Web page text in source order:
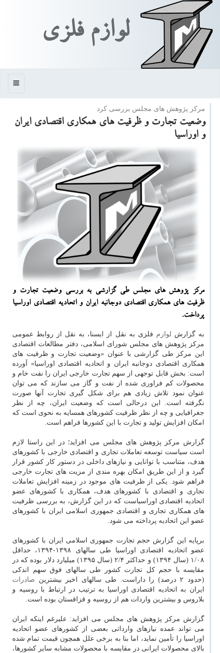
لوازم فلزی
منو
مركز پژوهش های مجلس بررسی كرد
وضعیت تجارت و ظرفیت های همكاری اقتصادی ایران
و اوراسیا
مركز پژوهش های مجلس طی گزارشی به بررسی وضعیت تجارت و
ظرفیت های همكاری اقتصادی دوجانبه ایران و اتحادیه اقتصادی اوراسیا
پرداخت.
به گزارش لوازم فلزی به نقل از ایسنا، به نقل از روابط عمومی
مرکز پژوهش های مجلس شورای اسلامی، دفتر مطالعات اقتصادی
این مرکز طی گزارشی با عنوان «وضعیت تجارت و ظرفیت های
همکاری اقتصادی دوجانبه ایران و اتحادیه اقتصادی اوراسیا» آورده
است: بخش قابل توجهی از سهم تجارت خارجی ایران را نفت خام و
محصولات کم فراوری شده از نفت و گاز می سازند که می توان
عنوان نمود تلاش زیادی هم برای شکل گیری تجارت آنها صورت
نگرفته است. این درحالی است که وضعیت ایران، چه از نظر
جغرافیایی و چه از نظر ظرفیت کشورهای همسایه به نحوی است که
امکان افزایش تولید و تجارت با این کشورها فراهم است.
گزارش مرکز پژوهش های مجلس می افزاید؛ در این راستا لازم
است سیاست توسعه تعاملات تجاری و اقتصادی خارجی با کشورهای
هدف، متناسب با توانایی و نیازهای داخلی در دستور کار کشور قرار
گیرد و از این طریق امکان بهره مندی از مزیت های تجارت خارجی
فراهم شود. یکی از ظرفیت های موجود در زمینه افزایش تعاملات
تجاری و اقتصادی با کشورهای هدف، همکاری با کشورهای عضو
اتحادیه اقتصادی اوراسیاست که در این گزارش، به بررسی ظرفیت
های همکاری تجاری و اقتصادی جمهوری اسلامی ایران با کشورهای
عضو این اتحادیه پرداخته می شود.
برپایه این گزارش حجم تجارت جمهوری اسلامی ایران با کشورهای
عضو اتحادیه اقتصادی اوراسیا طی سالهای ۱۳۹۸-۱۳۹۴، حداقل
۱/۰۸ (سال ۱۳۹۴) و حداکثر ۲/۴ (سال ۱۳۹۵) میلیارد دلار بوده که در
مقایسه با حجم کل تجارت کشور طی سالهای فوق سهم اندکی
(حدود ۲ درصد) را داراست. طی سالهای اخیر بیشترین
صادرات
ایران به اتحادیه اقتصادی اوراسیا به ترتیب در ارتباط با روسیه و
بلاروس و بیشترین واردات هم از روسیه و قزاقستان بوده است.
گزارش مرکز پژوهش های مجلس می افزاید: علیرغم اینکه ایران
می تواند عمده نیازهای وارداتی بعضی از کشورهای عضو اتحادیه
اوراسیا را تأمین نماید، اما بنا به برخی علل همچون قیمت تمام شده
بالای محصولات ایرانی در مقایسه با محصولات مشابه سایر کشورها،